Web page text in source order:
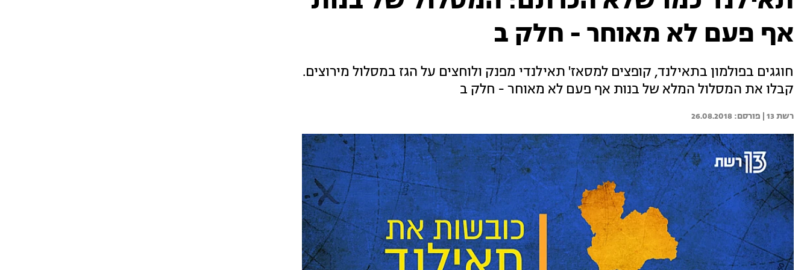
אף פעם לא מאוחר - חלק ב
חוגגים בפולמון בתאילנד, קופצים למסאז' תאילנדי מפנק ולוחצים על הגז במסלול מירוצים.
קבלו את המסלול המלא של בנות אף פעם לא מאוחר - חלק ב
רשת 13 | 26.08.2018